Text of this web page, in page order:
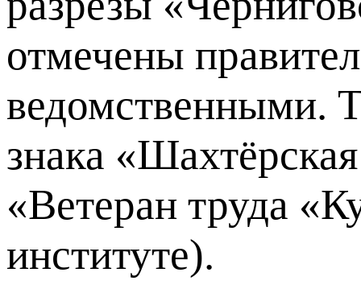
отмечены
ведомственными.
знака
«Ветеран труда
институте).